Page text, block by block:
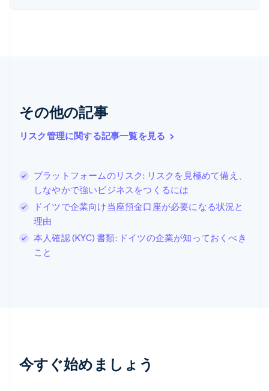
その他の記事
リスク管理に関する記事一覧を見る
プラットフォームのリスク: リスクを見極めて備え、
しなやかで強いビジネスをつくるには
ドイツで企業向け当座預金口座が必要になる状況と
理由
本人確認 (KYC) 書類: ドイツの企業が知っておくべき
こと
今すぐ始めましょう
NederlandsEnglish
EnglishItaliano
ジブラルタル
English
シンガポール
スイス
Deutsch Français Italiano English
スウェーデン
SvenskaEnglish
スペイン
Español
スロバキア
English
ドイツ